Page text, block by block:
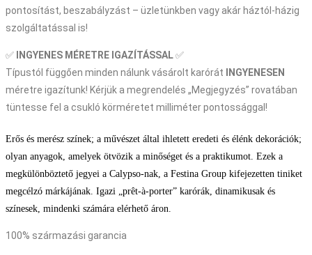
pontosítást, beszabályzást – üzletünkben vagy akár háztól-házig
szolgáltatással is!
✅ INGYENES MÉRETRE IGAZÍTÁSSAL✅
Típustól függően minden nálunk vásárolt karórát
INGYENESEN
méretre igazítunk! Kérjük a megrendelés „Megjegyzés” rovatában
tüntesse fel a csukló körméretet milliméter pontossággal!
Erős és merész színek; a művészet által ihletett eredeti és élénk dekorációk;
olyan anyagok, amelyek ötvözik a minőséget és a praktikumot. Ezek a
megkülönböztető jegyei a Calypso-nak, a Festina Group kifejezetten tiniket
megcélzó márkájának. Igazi „prêt-à-porter” karórák, dinamikusak és
színesek, mindenki számára elérhető áron.
100% származási garancia